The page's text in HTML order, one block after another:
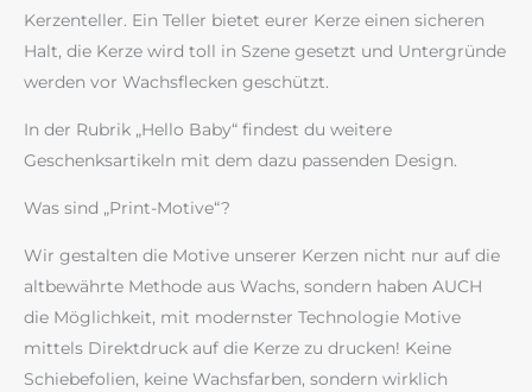
Kerzenteller. Ein Teller bietet eurer Kerze einen sicheren
Halt, die Kerze wird toll in Szene gesetzt und Untergründe
werden vor Wachsflecken geschützt.
In der Rubrik „Hello Baby“ findest du weitere
Geschenksartikeln mit dem dazu passenden Design.
Was sind „Print-Motive“?
Wir gestalten die Motive unserer Kerzen nicht nur auf die
altbewährte Methode aus Wachs, sondern haben AUCH
die Möglichkeit, mit modernster Technologie Motive
mittels Direktdruck auf die Kerze zu drucken! Keine
Schiebefolien, keine Wachsfarben, sondern wirklich